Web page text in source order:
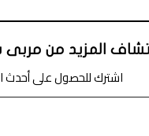
المزيد من مربى
اشترك للحصول على أحدث